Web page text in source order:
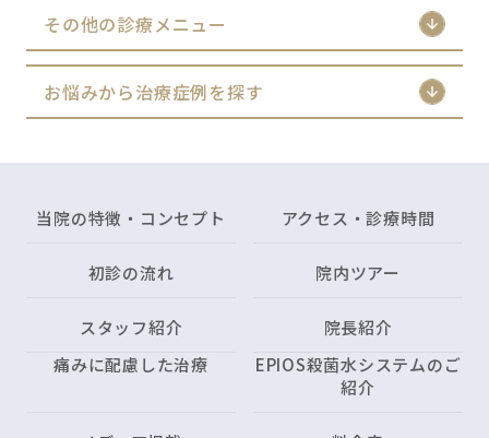
その他の診療メニュー
お悩みから治療症例を探す
当院の特徴・コンセプト アクセス・診療時間
初診の流れ 院内ツアー
スタッフ紹介
院長紹介
痛みに配慮した治療
EPIOS殺菌水システムのご
紹介